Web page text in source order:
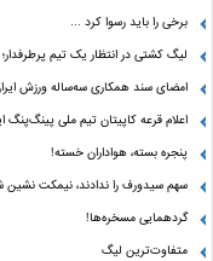
برخی را باید رسوا کرد …
لیگ کشتی در انتظار یک تیم
امضای سند همکاری سه‌ساله ورزش
اعلام قرعه کاپیتان تیم ملی
پنجره بسته، هواداران خسته!
سهم سیدورف را ندادند، نیمکت نشین
گردهمایی مسخره‌ها!
متفاوت‌ترین لیگ